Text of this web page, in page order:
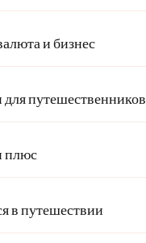
и бизнес
путешественников
плюс
в путешествии